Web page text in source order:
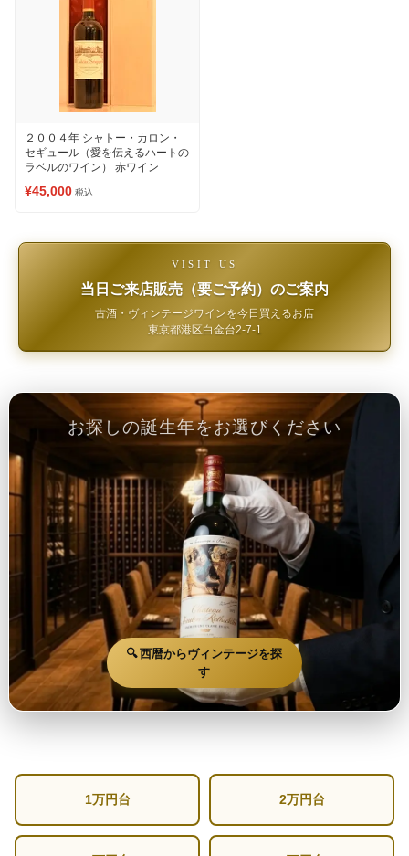
２００４年 シャトー・カロン・
セギュール（愛を伝えるハートの
ラベルのワイン） 赤ワイン
¥45,000 税込
VISIT US
当日ご来店販売（要ご予約）のご案内
古酒・ヴィンテージワインを今日買えるお店
東京都港区白金台2-7-1
お探しの誕生年をお選びください
🔍 西暦からヴィンテージを探
す
1万円台 2万円台